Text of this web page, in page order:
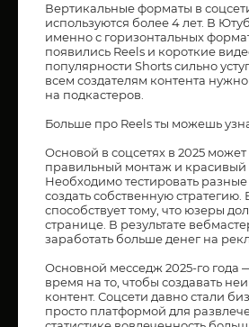
Вертикальные форматы в
используются более 4 лет. В
именно с горизонтальных
появились Reels и короткие
популярности Shorts сильно
всем создателям контента
на подкастеров.
Больше про Reels ты можешь
Основой в соцсетях в 2025 может
правильный монтаж и красивый
Необходимо тестировать
создать собственную стратегию.
способствует тому, что юзеры
странице. В результате
заработать больше денег на
Основной месседж 2025-го года
время на то, чтобы создавать
контент. Соцсети давно стали
просто платформой для